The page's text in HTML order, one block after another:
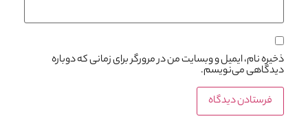
ذخیره نام، ایمیل و وبسایت من در مرورگر برای زمانی که دوباره
دیدگاهی می‌نویسم.